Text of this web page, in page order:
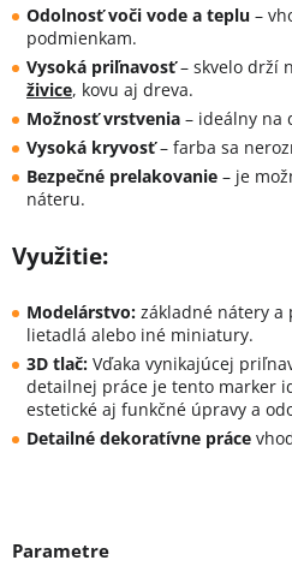
Odolnosť voči vode a teplu –
podmienkam.
Vysoká priľnavosť– skvelo drží
živice, kovu aj dreva.
Možnosť vrstvenia – ideálny na
Vysoká kryvosť– farba sa
Bezpečné prelakovanie – je
náteru.
Využitie:
Modelárstvo: základné nátery a
lietadlá alebo iné miniatury.
3D tlač: Vďaka vynikajúcej
detailnej práce je tento marker
estetické aj funkčné úpravy a
Detailné dekoratívne práce